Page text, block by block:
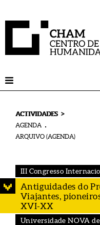
ACTIVIDADES >
AGENDA
ARQUIVO (AGENDA)
III Congresso
Antiguidades do
Viajantes,
XVI-XX
Universidade NOVA